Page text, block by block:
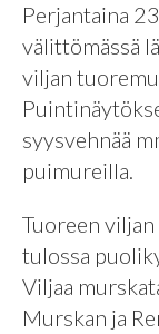
Perjantaina
välittömässä
viljan
syysvehnää
puimureilla.
Tuoreen
tulossa
Viljaa
Murskan ja